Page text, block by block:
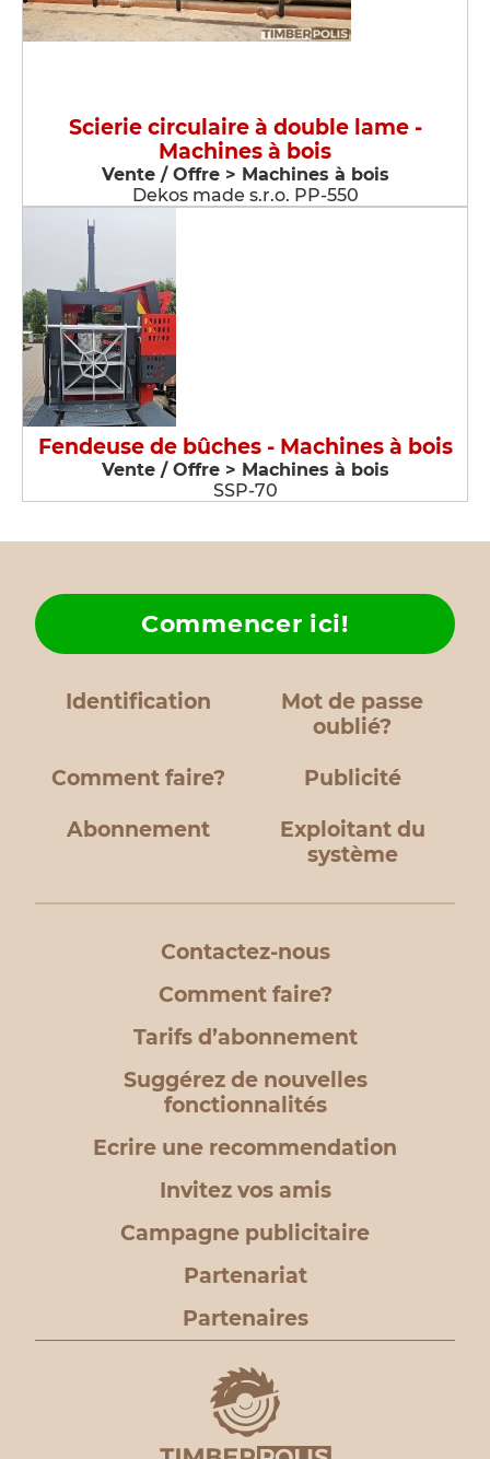
Scierie circulaire à double lame -
Machines à bois
Vente / Offre > Machines à bois
Dekos made s.r.o. PP-550
Fendeuse de bûches - Machines à bois
Vente / Offre > Machines à bois
SSP-70
Identification
Mot de passe
oublié?
Comment faire?
Commencer ici!
Publicité
Abonnement
Exploitant du
système
Contactez-nous
Comment faire?
Tarifs d’abonnement
Suggérez de nouvelles
fonctionnalités
Ecrire une recommendation
Invitez vos amis
Campagne publicitaire
Partenariat
Partenaires